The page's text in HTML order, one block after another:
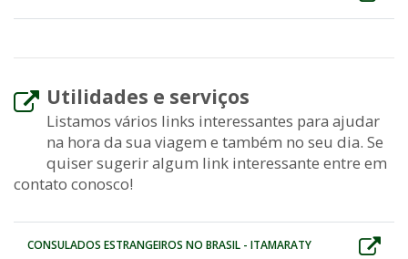
Utilidades e serviços
Listamos vários links interessantes para ajudar
na hora da sua viagem e também no seu dia. Se
quiser sugerir algum link interessante entre em
contato conosco!
CONSULADOS ESTRANGEIROS NO BRASIL - ITAMARATY